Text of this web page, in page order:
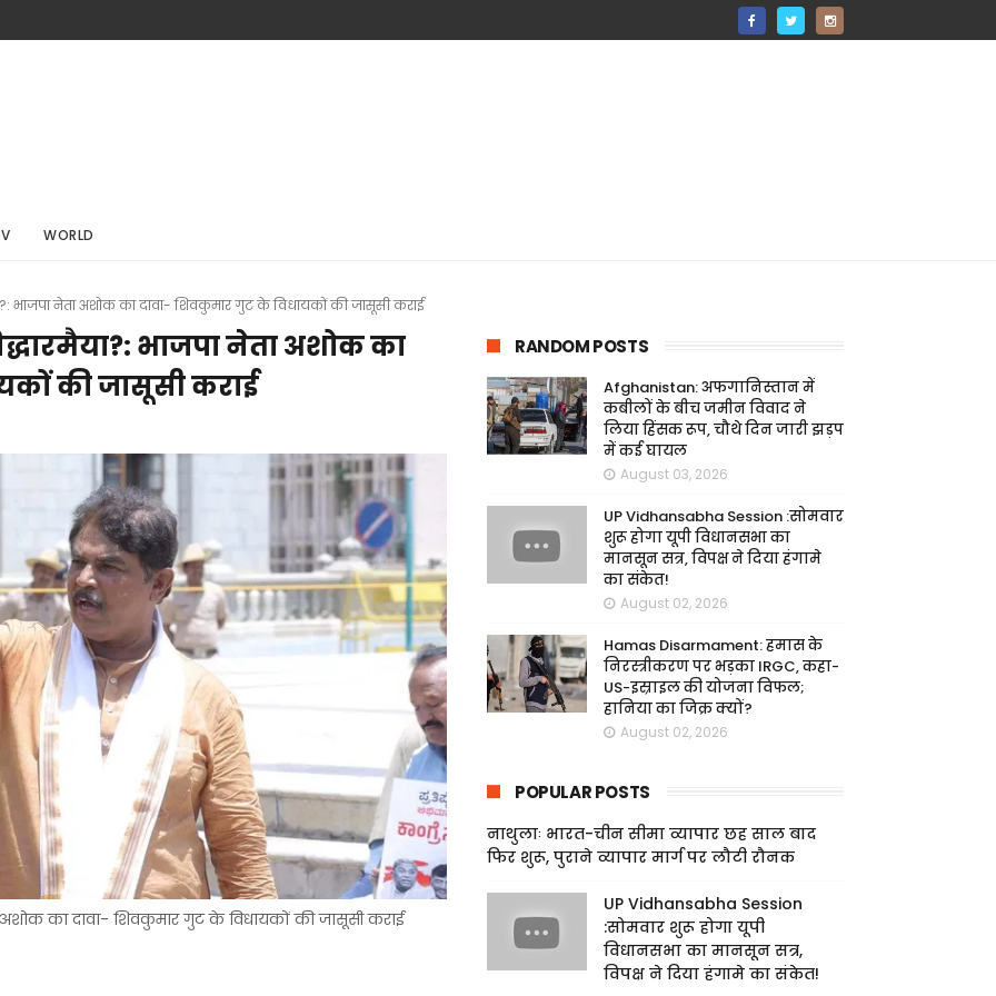
WORLD
भाजपा नेता अशोक का दावा- शिवकुमार गुट के विधायकों की जासूसी कराई
भाजपा नेता अशोक का
की जासूसी कराई
का दावा- शिवकुमार गुट के विधायकों की जासूसी कराई
RANDOM POSTS
Afghanistan: अफगानिस्तान में
कबीलों के बीच जमीन विवाद ने
लिया हिंसक रूप, चौथे दिन जारी झड़प
में कई घायल
August 03, 2026
UP Vidhansabha Session :सोमवार
शुरू होगा यूपी विधानसभा का
मानसून सत्र, विपक्ष ने दिया हंगामे
का संकेत!
August 02, 2026
Hamas Disarmament: हमास के
निरस्त्रीकरण पर भड़का IRGC, कहा-
US-इस्राइल की योजना विफल;
हानिया का जिक्र क्यों?
August 02, 2026
POPULAR POSTS
नाथुलाः भारत-चीन सीमा व्यापार छह साल बाद
फिर शुरू, पुराने व्यापार मार्ग पर लौटी रौनक
UP Vidhansabha Session
:सोमवार शुरू होगा यूपी
विधानसभा का मानसून सत्र,
विपक्ष ने दिया हंगामे का संकेत!